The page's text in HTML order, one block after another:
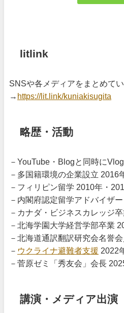
litlink
SNSや各メディアをまとめて
→ https://lit.link/kuniakisugita
略歴・活動
－YouTube・Blogと同時に
－多国籍環境の企業設立 2016
－フィリピン留学 2010年・
－内閣府認定留学アドバイザ
－カナダ・ビジネスカレッジ
－北海学園大学経営学部卒業
－北海道通訳翻訳研究会名誉
－ ウクライナ避難者支援 2022
－菅原ゼミ「秀友会」会長
講演・メディア出演